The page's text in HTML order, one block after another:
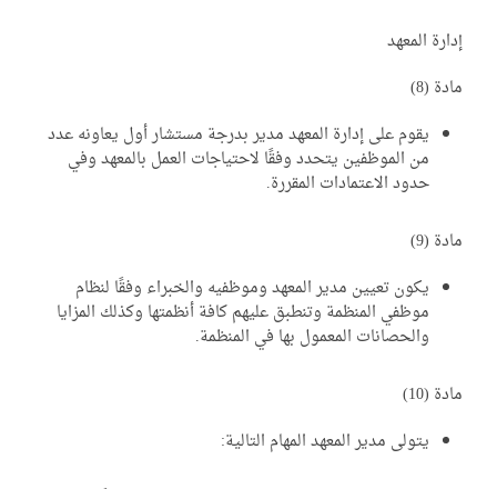
المعهد
يقوم على إدارة المعهد مدير بدرجة مستشار أول يعاونه عدد
من الموظفين يتحدد وفقًا لاحتياجات العمل بالمعهد وفي
حدود الاعتمادات المقررة.
يكون تعيين مدير المعهد وموظفيه والخبراء وفقًا لنظام
موظفي المنظمة وتنطبق عليهم كافة أنظمتها وكذلك المزايا
والحصانات المعمول بها في المنظمة.
يتولى مدير المعهد المهام التالية: